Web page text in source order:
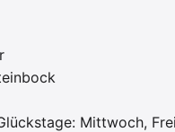
Mittwoch,